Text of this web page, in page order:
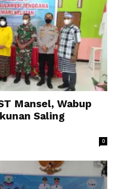
Mansel, Wabup
Saling
0